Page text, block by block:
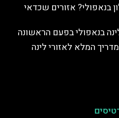
בנאפולי? אזורים שכדאי
בנאפולי בפעם הראשונה
המלא לאזורי לינה